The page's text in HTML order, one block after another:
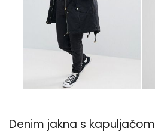
Denim jakna s kapuljačom